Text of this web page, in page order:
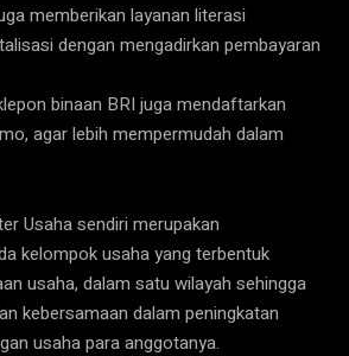
memberikan layanan literasi
dengan mengadirkan pembayaran
binaan BRI juga mendaftarkan
agar lebih mempermudah dalam
Usaha sendiri merupakan
kelompok usaha yang terbentuk
usaha, dalam satu wilayah sehingga
kebersamaan dalam peningkatan
usaha para anggotanya.